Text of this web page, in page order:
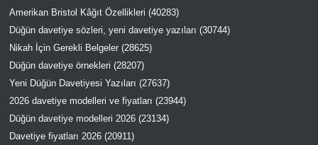
Amerikan Bristol Kâğıt Özellikleri (40283)
Düğün davetiye sözleri, yeni davetiye yazıları (30744)
Nikah İçin Gerekli Belgeler (28625)
Düğün davetiye örnekleri (28207)
Yeni Düğün Davetiyesi Yazıları (27637)
2026 davetiye modelleri ve fiyatları (23944)
Düğün davetiye modelleri 2026 (23134)
Davetiye fiyatları 2026 (20911)